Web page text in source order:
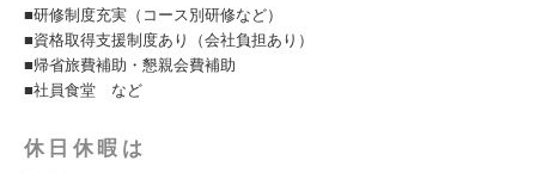
■研修制度充実（コース別研修など）
■資格取得支援制度あり（会社負担あり）
■帰省旅費補助・懇親会費補助
■社員食堂 など
休日休暇は